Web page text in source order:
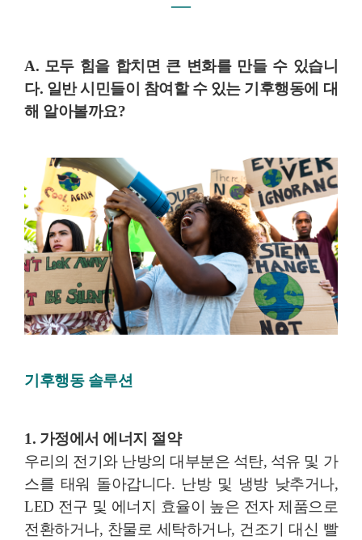
―
A. 모두 힘을 합치면 큰 변화를 만들 수 있습니
다. 일반 시민들이 참여할 수 있는 기후행동에 대
해 알아볼까요?
기후행동 솔루션
1. 가정에서 에너지 절약
우리의 전기와 난방의 대부분은 석탄, 석유 및 가
스를 태워 돌아갑니다. 난방 및 냉방 낮추거나,
LED 전구 및 에너지 효율이 높은 전자 제품으로
전환하거나, 찬물로 세탁하거나, 건조기 대신 빨